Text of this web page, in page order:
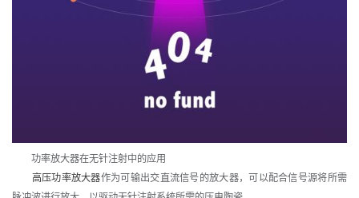
功率放大器在无针注射中的应用
高压功率放大器作为可输出交直流信号的放大器，可以配合信号源将所需